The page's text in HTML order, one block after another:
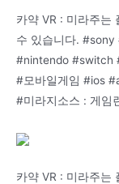
카약 VR : 미라주는
수 있습니다.
#nintendo #switch
#모바일게임 #ios
#미라지소스 : 게임
카약 VR : 미라주는